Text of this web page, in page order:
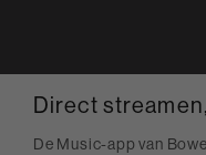
Direct
De Music-app van